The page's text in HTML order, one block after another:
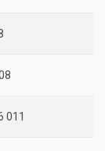
011